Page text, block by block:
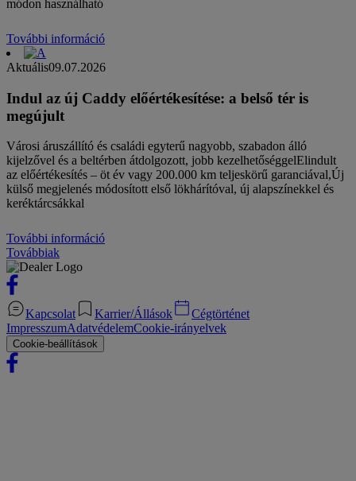
módon használható
További információ
Aktuális09.07.2026
Indul az új Caddy előértékesítése: a belső tér is
megújult
Városi áruszállító és családi egyterű nagyobb, szabadon álló
kijelzővel és a beltérben átdolgozott, jobb kezelhetőséggelElindult
az előértékesítés – öt év vagy 200.000 km teljeskörű garanciával,Új
külső megjelenés módosított első lökhárítóval, új alapszínekkel és
keréktárcsákkal
További információ
Továbbiak
Kapcsolat Karrier/Állások
Cégtörténet
ImpresszumAdatvédelemCookie-irányelvek
Cookie-beállítások